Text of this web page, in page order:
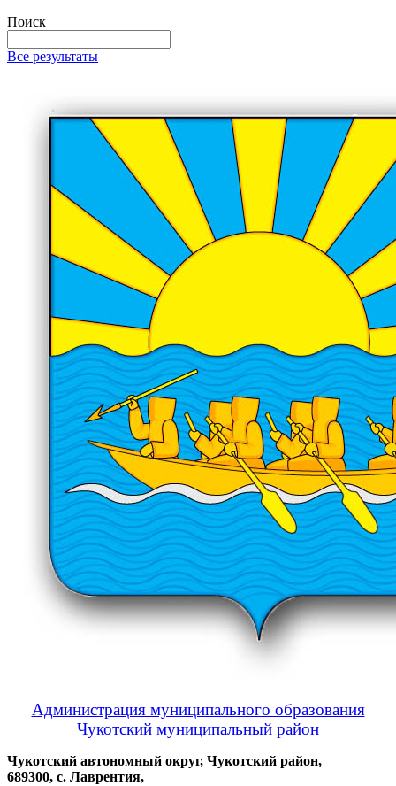
Поиск
Все результаты
Администрация муниципального образования
Чукотский муниципальный район
Чукотский автономный округ, Чукотский район,
689300, с. Лаврентия,